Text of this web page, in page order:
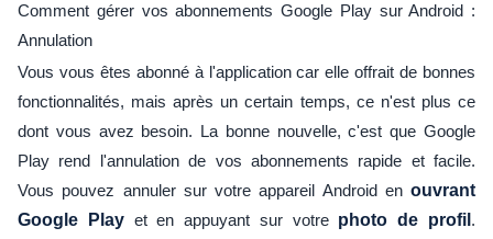
Comment gérer vos abonnements Google Play sur Android :
Annulation
Vous vous êtes abonné à l'application car elle offrait de bonnes
fonctionnalités, mais après un certain temps, ce n'est plus ce
dont vous avez besoin. La bonne nouvelle, c'est que Google
Play rend l'annulation de vos abonnements rapide et facile.
Vous pouvez annuler sur votre appareil Android en ouvrant
Google Playet en appuyant sur votre photo de profil .